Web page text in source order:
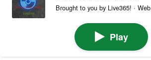
Brought to you by Live365! · Web
Play